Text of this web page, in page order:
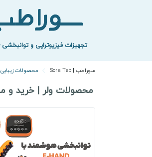
تجهیزات فیزیوتراپی و توانبخشی
سوراطب | Sora Teb محصولات
محصولات ولر | خرید و